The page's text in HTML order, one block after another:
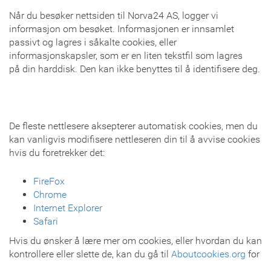
Når du besøker nettsiden til Norva24 AS, logger vi
informasjon om besøket. Informasjonen er innsamlet
passivt og lagres i såkalte cookies, eller
informasjonskapsler, som er en liten tekstfil som lagres
på din harddisk. Den kan ikke benyttes til å identifisere deg.
De fleste nettlesere aksepterer automatisk cookies, men du
kan vanligvis modifisere nettleseren din til å avvise cookies
hvis du foretrekker det:
FireFox
Chrome
Internet Explorer
Safari
Hvis du ønsker å lære mer om cookies, eller hvordan du kan
kontrollere eller slette de, kan du gå til Aboutcookies.org for